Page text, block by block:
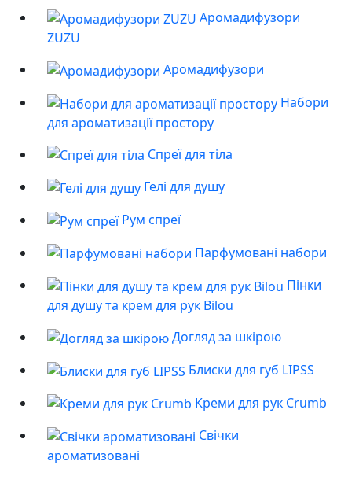
Аромадифузори
ZUZU
Аромадифузори
Набори
для ароматизації простору
Спреї для тіла
Гелі для душу
Рум спреї
Парфумовані набори
Пінки
для душу та крем для рук Bilou
Догляд за шкірою
Блиски для губ LIPSS
Креми для рук Crumb
Свічки
ароматизовані